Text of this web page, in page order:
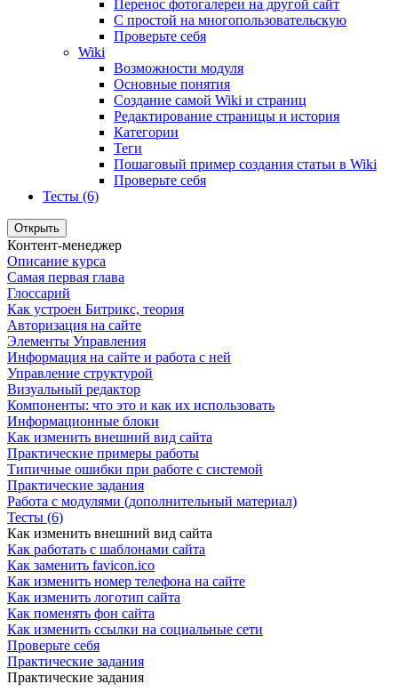
Перенос фотогалереи на другой сайт
С простой на многопользовательскую
Проверьте себя
Wiki
Возможности модуля
Основные понятия
Создание самой Wiki и страниц
Редактирование страницы и история
Категории
Теги
Пошаговый пример создания статьи в Wiki
Проверьте себя
Тесты (6)
Открыть
Контент-менеджер
Описание курса
Самая первая глава
Глоссарий
Как устроен Битрикс, теория
Авторизация на сайте
Элементы Управления
Информация на сайте и работа с ней
Управление структурой
Визуальный редактор
Компоненты: что это и как их использовать
Информационные блоки
Как изменить внешний вид сайта
Практические примеры работы
Типичные ошибки при работе с системой
Практические задания
Работа с модулями (дополнительный материал)
Тесты (6)
Как изменить внешний вид сайта
Как работать с шаблонами сайта
Как заменить favicon.ico
Как изменить номер телефона на сайте
Как изменить логотип сайта
Как поменять фон сайта
Как изменить ссылки на социальные сети
Проверьте себя
Практические задания
Практические задания